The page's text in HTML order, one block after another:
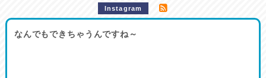
Instagram
なんでもできちゃうんですね～